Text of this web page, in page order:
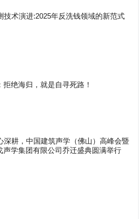
技术演进:2025年反洗钱领域的新范式
拒绝海归，就是自寻死路！
深耕，中国建筑声学（佛山）高峰会暨
声学集团有限公司乔迁盛典圆满举行